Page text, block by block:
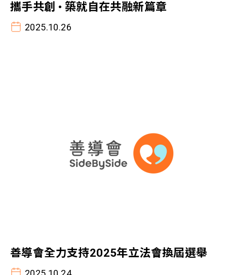
攜手共創 • 築就自在共融新篇章
2025.10.26
善導會全力支持2025年立法會換屆選舉